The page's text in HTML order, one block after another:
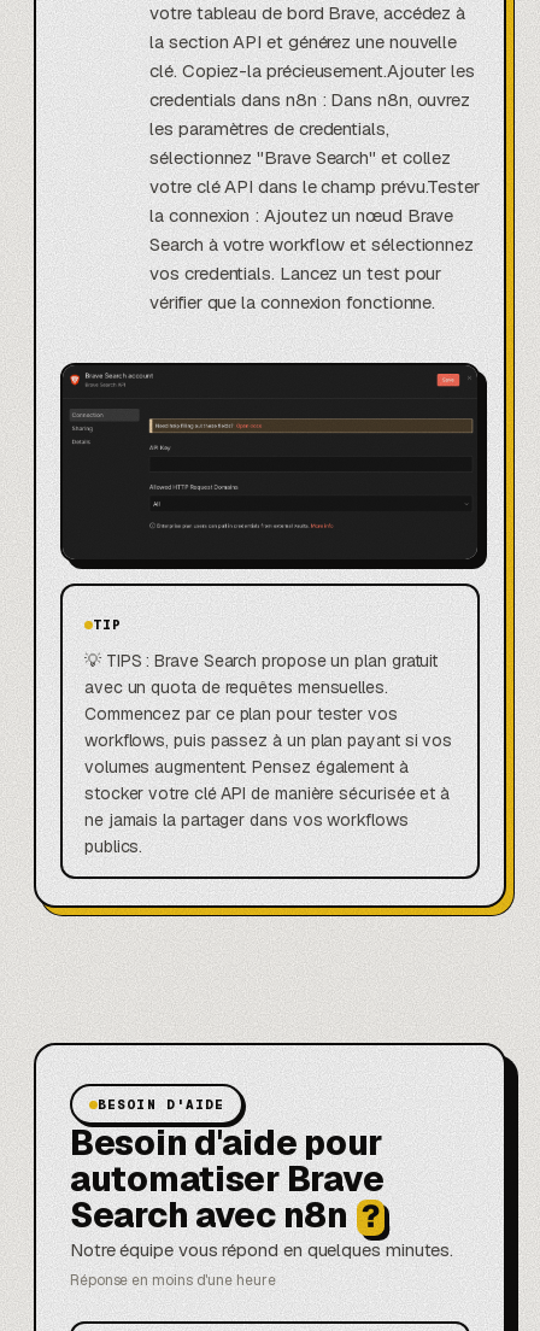
votre tableau de bord Brave, accédez à
la section API et générez une nouvelle
clé. Copiez-la précieusement.Ajouter les
credentials dans n8n : Dans n8n, ouvrez
les paramètres de credentials,
sélectionnez "Brave Search" et collez
votre clé API dans le champ prévu.Tester
la connexion : Ajoutez un nœud Brave
Search à votre workflow et sélectionnez
vos credentials. Lancez un test pour
vérifier que la connexion fonctionne.
TIP
💡 TIPS : Brave Search propose un plan gratuit
avec un quota de requêtes mensuelles.
Commencez par ce plan pour tester vos
workflows, puis passez à un plan payant si vos
volumes augmentent. Pensez également à
stocker votre clé API de manière sécurisée et à
ne jamais la partager dans vos workflows
publics.
BESOIN D'AIDE
Besoin d'aide pour
automatiser Brave
Search avec n8n ?
Notre équipe vous répond en quelques minutes.
Réponse en moins d'une heure